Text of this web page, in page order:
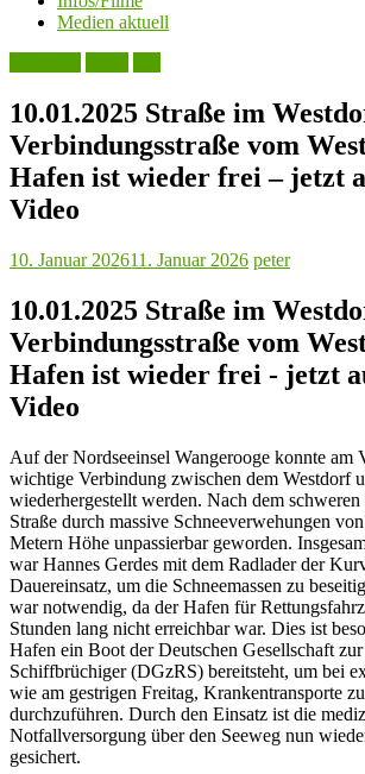
Medien aktuell
10.01.2025 Straße im
Verbindungsstraße vom
Hafen ist wieder frei – jetzt
Video
10. Januar 202611. Januar 2026 peter
10.01.2025 Straße im
Verbindungsstraße vom
Hafen ist wieder frei - jetzt
Video
Auf der Nordseeinsel Wangerooge konnte am
wichtige Verbindung zwischen dem Westdorf
wiederhergestellt werden. Nach dem
Straße durch massive Schneeverwehungen
Metern Höhe unpassierbar geworden.
war Hannes Gerdes mit dem Radlader der
Dauereinsatz, um die Schneemassen zu
war notwendig, da der Hafen für
Stunden lang nicht erreichbar war. Dies ist
Hafen ein Boot der Deutschen Gesellschaft
Schiffbrüchiger (DGzRS) bereitsteht, um bei
wie am gestrigen Freitag, Krankentransporte
durchzuführen. Durch den Einsatz ist die
Notfallversorgung über den Seeweg nun
gesichert.